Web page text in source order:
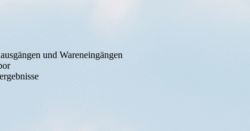
und Wareneingängen